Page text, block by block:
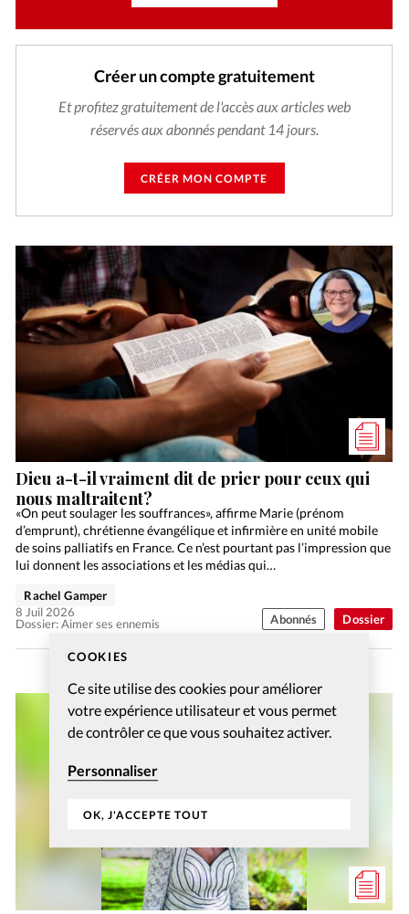
COOKIES
Ce site utilise des cookies pour améliorer
votre expérience utilisateur et vous permet
de contrôler ce que vous souhaitez activer.
Personnaliser
OK, J'ACCEPTE TOUT
Créer un compte gratuitement
Et profitez gratuitement de l'accès aux articles web
réservés aux abonnés pendant 14 jours.
CRÉER MON COMPTE
Dossier
Dieu a-t-il vraiment dit de prier pour ceux qui
nous maltraitent?
«On peut soulager les souffrances», affirme Marie (prénom
d’emprunt), chrétienne évangélique et infirmière en unité mobile
de soins palliatifs en France. Ce n’est pourtant pas l’impression que
lui donnent les associations et les médias qui…
Dossier: Aimer ses ennemis
Rachel Gamper
8 Juil 2026
Abonnés